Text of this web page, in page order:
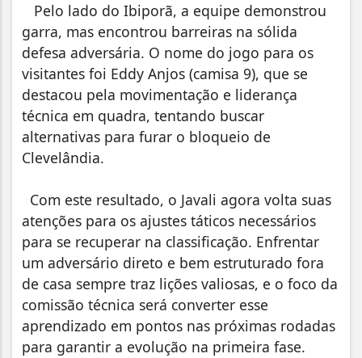
Pelo lado do Ibiporã, a equipe demonstrou
garra, mas encontrou barreiras na sólida
defesa adversária. O nome do jogo para os
visitantes foi Eddy Anjos (camisa 9), que se
destacou pela movimentação e liderança
técnica em quadra, tentando buscar
alternativas para furar o bloqueio de
Clevelândia.
Com este resultado, o Javali agora volta suas
atenções para os ajustes táticos necessários
para se recuperar na classificação. Enfrentar
um adversário direto e bem estruturado fora
de casa sempre traz lições valiosas, e o foco da
comissão técnica será converter esse
aprendizado em pontos nas próximas rodadas
para garantir a evolução na primeira fase.